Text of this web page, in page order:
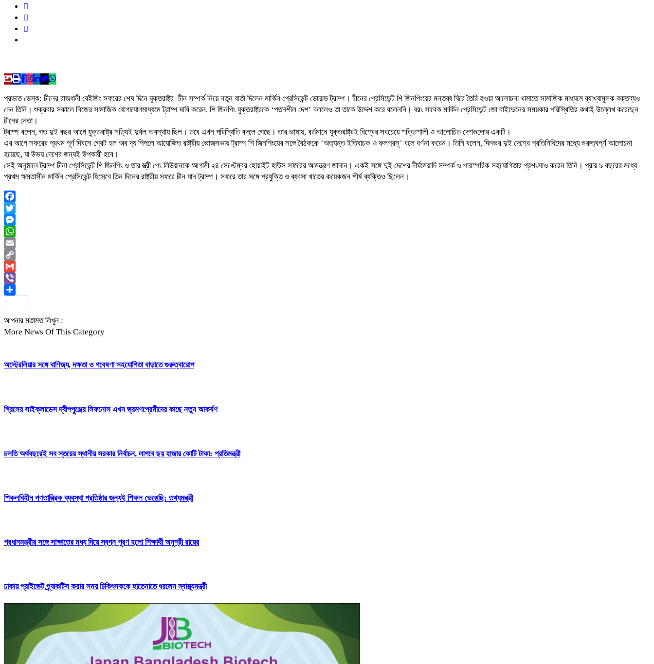
প্রভাত ডেস্ক: চীনের রাজধানী বেইজিং সফরের শেষ দিনে যুক্তরাষ্ট্র–চীন সম্পর্ক নিয়ে নতুন বার্তা দিলেন মার্কিন প্রেসিডেন্ট ডোনাল্ড ট্রাম্প। চীনের প্রেসিডেন্ট শি জিনপিংয়ের মন্তব্য ঘিরে তৈরি হওয়া আলোচনা থামাতে সামাজিক মাধ্যমে ব্যাখ্যামূলক বক্তব্যও
দেন তিনি। শুক্রবার সকালে নিজের সামাজিক যোগাযোগমাধ্যমে ট্রাম্প দাবি করেন, শি জিনপিং যুক্তরাষ্ট্রকে ‘পতনশীল দেশ’ বললেও তা তাকে উদ্দেশ করে বলেননি। বরং সাবেক মার্কিন প্রেসিডেন্ট জো বাইডেনের সময়কার পরিস্থিতির কথাই উল্লেখ করেছেন
চীনের নেতা।
ট্রাম্প বলেন, গত দুই বছর আগে যুক্তরাষ্ট্র সত্যিই দুর্বল অবস্থায় ছিল। তবে এখন পরিস্থিতি বদলে গেছে। তার ভাষায়, বর্তমানে যুক্তরাষ্ট্রই বিশ্বের সবচেয়ে শক্তিশালী ও আলোচিত দেশগুলোর একটি।
এর আগে সফরের প্রথম পূর্ণ দিবসে গ্রেট হল অব দ্য পিপলে আয়োজিত রাষ্ট্রীয় ভোজসভায় ট্রাম্প শি জিনপিংয়ের সঙ্গে বৈঠককে ‘অত্যন্ত ইতিবাচক ও ফলপ্রসূ’ বলে বর্ণনা করেন। তিনি বলেন, দিনভর দুই দেশের প্রতিনিধিদের মধ্যে গুরুত্বপূর্ণ আলোচনা
হয়েছে, যা উভয় দেশের জন্যই উপকারী হবে।
সেই অনুষ্ঠানে ট্রাম্প চীনা প্রেসিডেন্ট শি জিনপিং ও তার স্ত্রী পেং লিউয়ানকে আগামী ২৪ সেপ্টেম্বর হোয়াইট হাউস সফরের আমন্ত্রণ জানান। একই সঙ্গে দুই দেশের দীর্ঘমেয়াদি সম্পর্ক ও পারস্পরিক সহযোগিতার প্রশংসাও করেন তিনি। প্রায় ৯ বছরের মধ্যে
প্রথম ক্ষমতাসীন মার্কিন প্রেসিডেন্ট হিসেবে তিন দিনের রাষ্ট্রীয় সফরে চীন যান ট্রাম্প। সফরে তার সঙ্গে প্রযুক্তি ও ব্যবসা খাতের কয়েকজন শীর্ষ ব্যক্তিও ছিলেন।
Facebook
Twitter
Messenger
WhatsApp
Email
Copy
Link
Gmail
Viber
আপনার মতামত লিখুন :
More News Of This Category
অস্ট্রেলিয়ার সঙ্গে বাণিজ্য, দক্ষতা ও গবেষণা সহযোগিতা বাড়াতে গুরুত্বারোপ
গ্রিসের সাইক্লাডেস দ্বীপপুঞ্জের সিফনোস এখন ভ্রমণপ্রেমীদের কাছে নতুন আকর্ষণ
চলতি অর্থবছরেই সব স্তরের স্থানীয় সরকার নির্বাচন, লাগবে ছয় হাজার কোটি টাকা: প্রতিমন্ত্রী
শিকলবিহীন গণতান্ত্রিক ব্যবস্থা প্রতিষ্ঠার জন্যই শিকল ভেঙেছি: তথ্যমন্ত্রী
প্রধানমন্ত্রীর সঙ্গে সাক্ষাতের মধ্য দিয়ে স্বপ্ন পূরণ হলো শিক্ষার্থী অনুশ্রী রায়ের
ঢাকায় প্রাইভেট প্র্যাকটিস করার সময় চিকিৎসককে হাতেনাতে ধরলেন স্বাস্থ্যমন্ত্রী